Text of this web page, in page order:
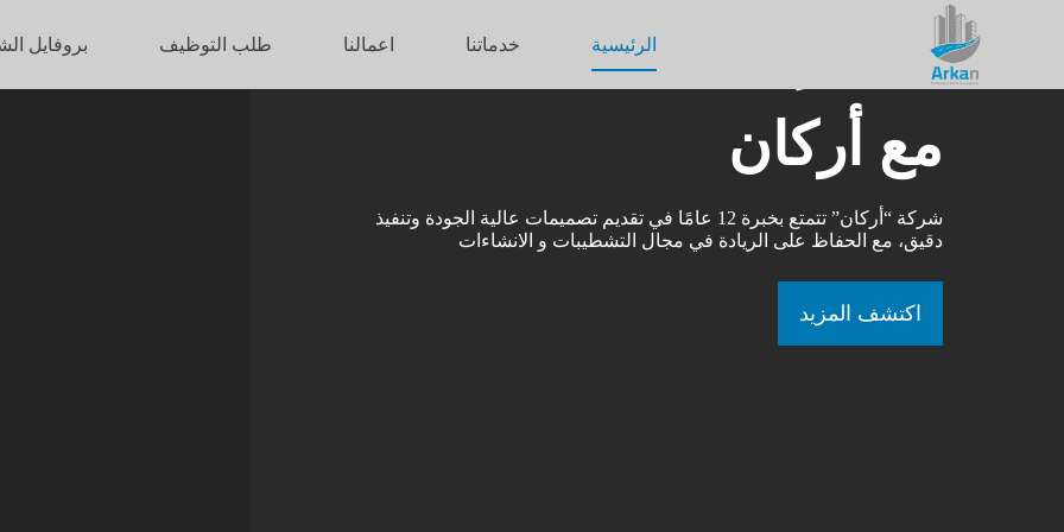
الرئيسية خدماتنا اعمالنا طلب التوظيف بروفايل
أبدأ الإختلاف
مع أركان
شركة “أركان” تتمتع بخبرة 12 عامًا في تقديم تصميمات عالية الجودة وتنفيذ
دقيق، مع الحفاظ على الريادة في مجال التشطيبات و الانشاءات
اكتشف المزيد